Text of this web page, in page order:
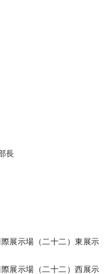
長
展示場（二十二）東展示
展示場（二十二）西展示